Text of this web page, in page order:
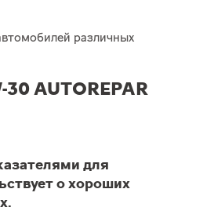
различных
30 AUTOREPAR
для
о хороших